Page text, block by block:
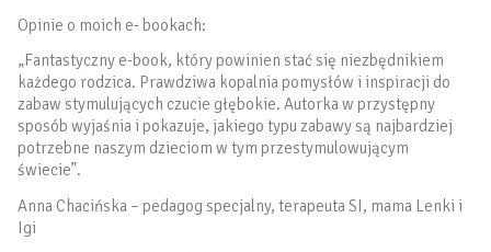
Opinie o moich e- bookach:
„Fantastyczny e-book, który powinien stać się niezbędnikiem
każdego rodzica. Prawdziwa kopalnia pomysłów i inspiracji do
zabaw stymulujących czucie głębokie. Autorka w przystępny
sposób wyjaśnia i pokazuje, jakiego typu zabawy są najbardziej
potrzebne naszym dzieciom w tym przestymulowującym
świecie”.
Anna Chacińska – pedagog specjalny, terapeuta SI, mama Lenki i
Igi